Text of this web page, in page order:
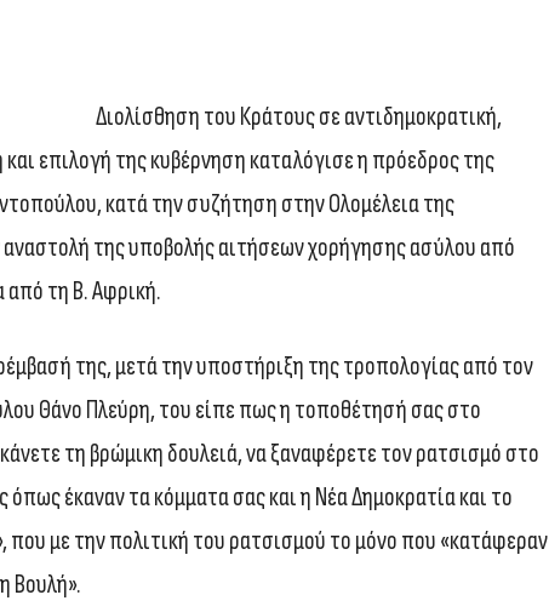
Διολίσθηση του Κράτους σε αντιδημοκρατική,
επιλογή της κυβέρνηση καταλόγισε η πρόεδρος της
κατά την συζήτηση στην Ολομέλεια της
της υποβολής αιτήσεων χορήγησης ασύλου από
από τη Β. Αφρική.
της, μετά την υποστήριξη της τροπολογίας από τον
Θάνο Πλεύρη, του είπε πως η τοποθέτησή σας στο
τη βρώμικη δουλειά, να ξαναφέρετε τον ρατσισμό στο
όπως έκαναν τα κόμματα σας και η Νέα Δημοκρατία και το
με την πολιτική του ρατσισμού το μόνο που «κατάφεραν
Βουλή».